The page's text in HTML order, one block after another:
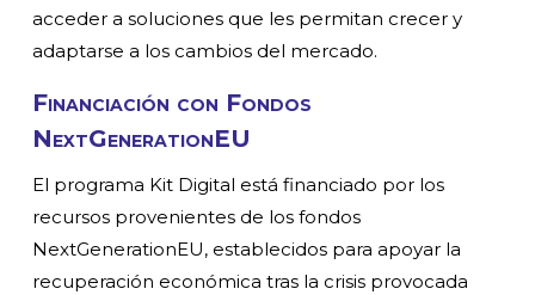
acceder a soluciones que les permitan crecer y
adaptarse a los cambios del mercado.
Financiación con Fondos
NextGenerationEU
El programa Kit Digital está financiado por los
recursos provenientes de los fondos
NextGenerationEU, establecidos para apoyar la
recuperación económica tras la crisis provocada